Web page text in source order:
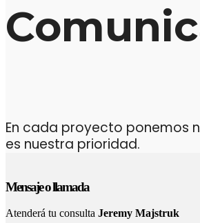
En cada proyecto ponemos
es nuestra prioridad.
Mensaje o llamada
Atenderá tu consulta Jeremy Majstruk